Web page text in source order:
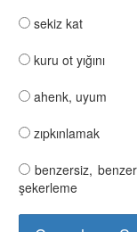
sekiz kat
kuru ot yığını
ahenk, uyum
zıpkınlamak
benzersiz,
şekerleme